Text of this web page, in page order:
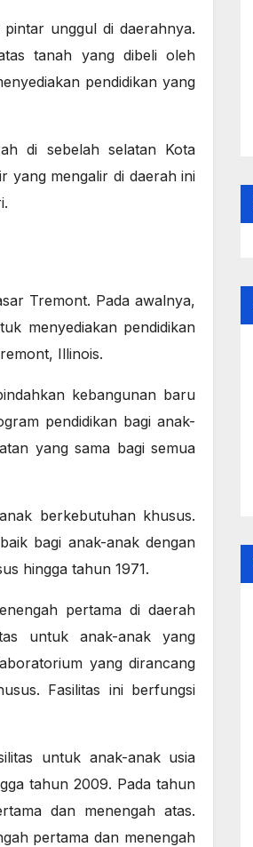
unggul di daerahnya.
tanah yang dibeli oleh
pendidikan yang
di sebelah selatan Kota
yang mengalir di daerah ini
Tremont. Pada awalnya,
menyediakan pendidikan
Illinois.
kebangunan baru
pendidikan bagi anak-
yang sama bagi semua
berkebutuhan khusus.
bagi anak-anak dengan
hingga tahun 1971.
pertama di daerah
untuk anak-anak yang
yang dirancang
Fasilitas ini berfungsi
untuk anak-anak usia
tahun 2009. Pada tahun
dan menengah atas.
pertama dan menengah